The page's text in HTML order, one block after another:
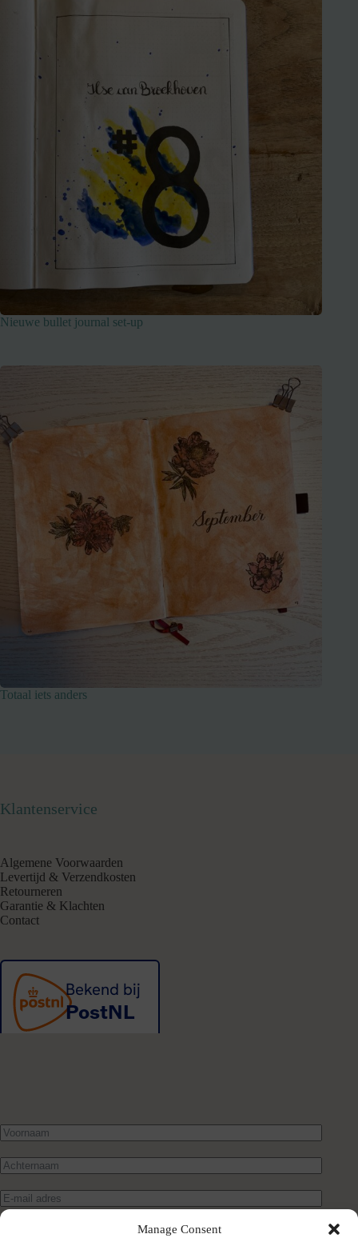
Manage Consent
Nieuwe bullet journal set-up
Totaal iets anders
Klantenservice
Algemene Voorwaarden
Levertijd & Verzendkosten
Retourneren
Garantie & Klachten
Contact